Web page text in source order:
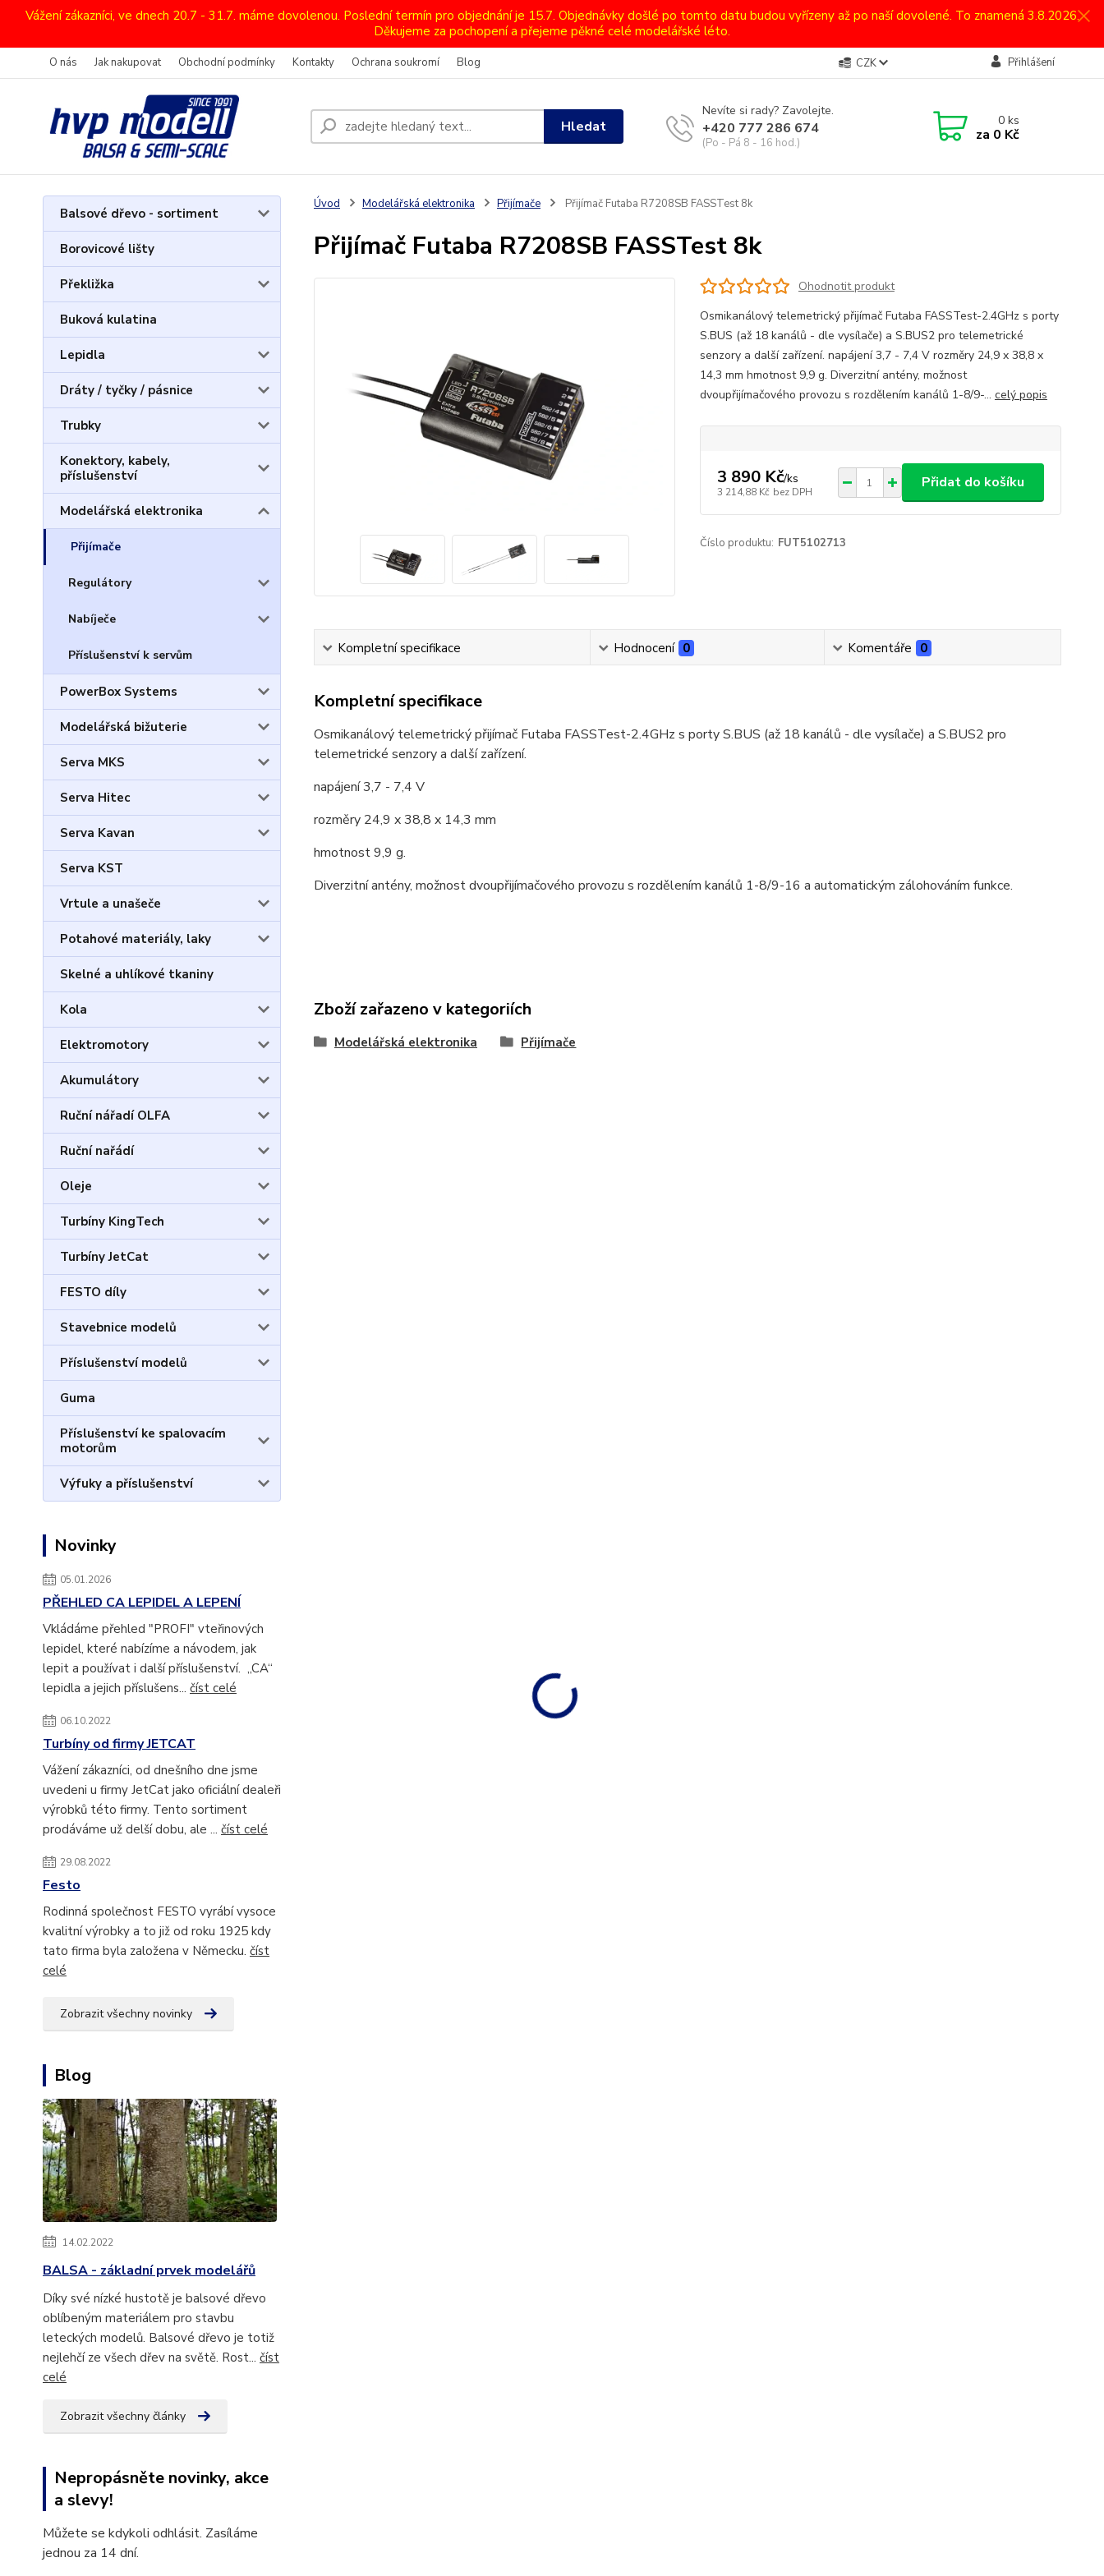
Vážení zákazníci, ve dnech 20.7 - 31.7. máme dovolenou. Poslední termín pro objednání je 15.7. Objednávky došlé po tomto datu budou vyřízeny až po naší dovolené. To znamená 3.8.2026.
Děkujeme za pochopení a přejeme pěkné celé modelářské léto.
O nás Jak nakupovat Obchodní podmínky Kontakty Ochrana soukromí Blog CZK Přihlášení
Hledat
Nevíte si rady? Zavolejte.
+420 777 286 674
(Po - Pá 8 - 16 hod.)
0ks
za 0 Kč
Balsové dřevo - sortiment
Borovicové lišty
Překližka
Buková kulatina
Lepidla
Dráty / tyčky / pásnice
Trubky
Konektory, kabely,
příslušenství
Modelářská elektronika
Přijímače
Regulátory
Nabíječe
Příslušenství k servům
PowerBox Systems
Modelářská bižuterie
Serva MKS
Serva Hitec
Serva Kavan
Serva KST
Vrtule a unašeče
Potahové materiály, laky
Skelné a uhlíkové tkaniny
Kola
Elektromotory
Akumulátory
Ruční nářadí OLFA
Ruční nařádí
Oleje
Turbíny KingTech
Turbíny JetCat
FESTO díly
Stavebnice modelů
Příslušenství modelů
Guma
Příslušenství ke spalovacím
motorům
Výfuky a příslušenství
Novinky
05.01.2026
PŘEHLED CA LEPIDEL A LEPENÍ
Vkládáme přehled "PROFI" vteřinových
lepidel, které nabízíme a návodem, jak
lepit a používat i další příslušenství. „CA“
lepidla a jejich příslušens... číst celé
06.10.2022
Turbíny od firmy JETCAT
Vážení zákazníci, od dnešního dne jsme
uvedeni u firmy JetCat jako oficiální dealeři
výrobků této firmy. Tento sortiment
prodáváme už delší dobu, ale ... číst celé
29.08.2022
Festo
Rodinná společnost FESTO vyrábí vysoce
kvalitní výrobky a to již od roku 1925 kdy
tato firma byla založena v Německu. číst
celé
Zobrazit všechny novinky
Blog
14.02.2022
BALSA - základní prvek modelářů
Díky své nízké hustotě je balsové dřevo
oblíbeným materiálem pro stavbu
leteckých modelů. Balsové dřevo je totiž
nejlehčí ze všech dřev na světě. Rost... číst
celé
Zobrazit všechny články
Nepropásněte novinky, akce
a slevy!
Můžete se kdykoli odhlásit. Zasíláme
jednou za 14 dní.
Úvod Modelářská elektronika Přijímače Přijímač Futaba R7208SB FASSTest 8k
Přijímač Futaba R7208SB FASSTest 8k
Ohodnotit produkt
Osmikanálový telemetrický přijímač Futaba FASSTest-2.4GHz s porty
S.BUS (až 18 kanálů - dle vysílače) a S.BUS2 pro telemetrické
senzory a další zařízení. napájení 3,7 - 7,4 V rozměry 24,9 x 38,8 x
14,3 mm hmotnost 9,9 g. Diverzitní antény, možnost
dvoupřijímačového provozu s rozdělením kanálů 1-8/9-... celý popis
3 890 Kč/ks
3 214,88 Kč bez DPH
Přidat do košíku
Číslo produktu: FUT5102713
Kompletní specifikace Hodnocení 0 Komentáře 0
Kompletní specifikace
Osmikanálový telemetrický přijímač Futaba FASSTest-2.4GHz s porty S.BUS (až 18 kanálů - dle vysílače) a S.BUS2 pro
telemetrické senzory a další zařízení.
napájení 3,7 - 7,4 V
rozměry 24,9 x 38,8 x 14,3 mm
hmotnost 9,9 g.
Diverzitní antény, možnost dvoupřijímačového provozu s rozdělením kanálů 1-8/9-16 a automatickým zálohováním funkce.
Zboží zařazeno v kategoriích
Modelářská elektronika Přijímače